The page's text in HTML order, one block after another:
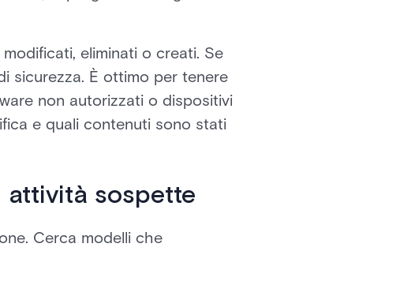
eliminati o creati. Se
sicurezza. È ottimo per tenere
non autorizzati o dispositivi
e quali contenuti sono stati
sospette
Cerca modelli che